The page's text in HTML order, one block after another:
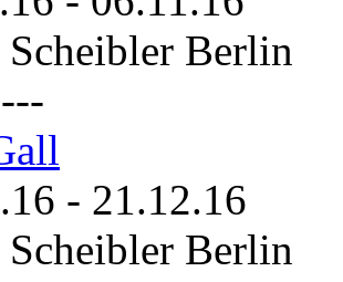
Berlin
- 21.12.16
Berlin